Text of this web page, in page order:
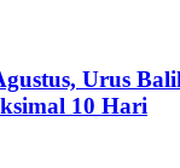
Urus
10 Hari